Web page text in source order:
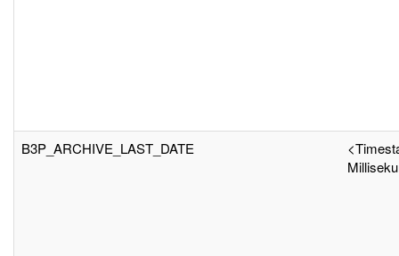
B3P_ARCHIVE_LAST_DATE